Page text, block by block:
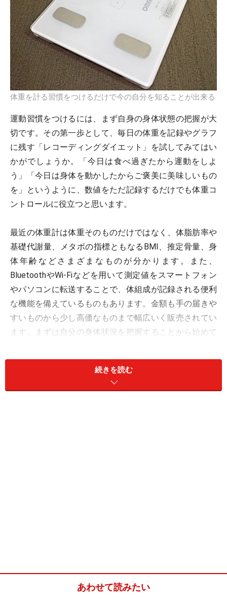
体重を計る習慣をつけるだけで今の自分を知ることが出来る
運動習慣をつけるには、まず自身の身体状態の把握が大
切です。その第一歩として、毎日の体重を記録やグラフ
に残す「レコーディングダイエット」を試してみてはい
かがでしょうか。「今日は食べ過ぎたから運動をしよ
う」「今日は身体を動かしたからご褒美に美味しいもの
を」というように、数値をただ記録するだけでも体重コ
ントロールに役立つと思います。
最近の体重計は体重そのものだけではなく、体脂肪率や
基礎代謝量、メタボの指標ともなるBMI、推定骨量、身
体年齢などさまざまなものが分かります。また、
BluetoothやWi-Fiなどを用いて測定値をスマートフォン
やパソコンに転送することで、体組成が記録される便利
な機能を備えているものもあります。金額も手の届きや
すいものから少し高価なものまで幅広いく販売されてい
ます。まずは自分の身体状況を把握することから始めて
続きを読む
あわせて読みたい